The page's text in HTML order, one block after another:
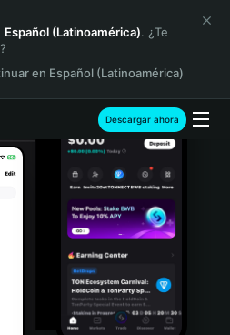
Español (Latinoamérica). ¿Te
?
en Español (Latinoamérica)
Descargar ahora